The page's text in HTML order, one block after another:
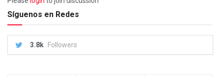
Síguenos en Redes
3.8k Followers